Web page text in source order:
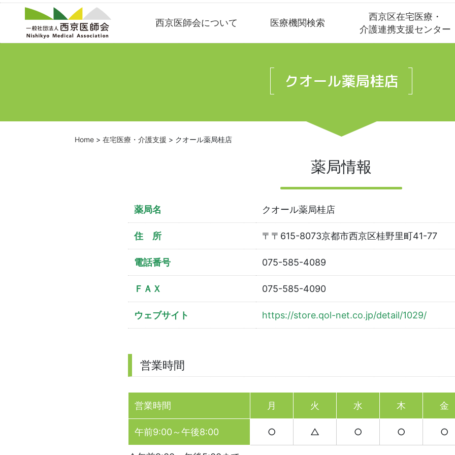
content
西京医師会について 医療機関検索
西京区在宅医療・
介護連携支援センター
クオール薬局桂店
Home > 在宅医療・介護支援 > クオール薬局桂店
薬局情報
薬局名 クオール薬局桂店
住 所 〒〒615-8073京都市西京区桂野里町41-77
電話番号 075-585-4089
ＦＡＸ 075-585-4090
ウェブサイト https://store.qol-net.co.jp/detail/1029/
営業時間
営業時間 月 火 水 木 金
午前9:00～午後8:00 ○ △ ○ ○ ○